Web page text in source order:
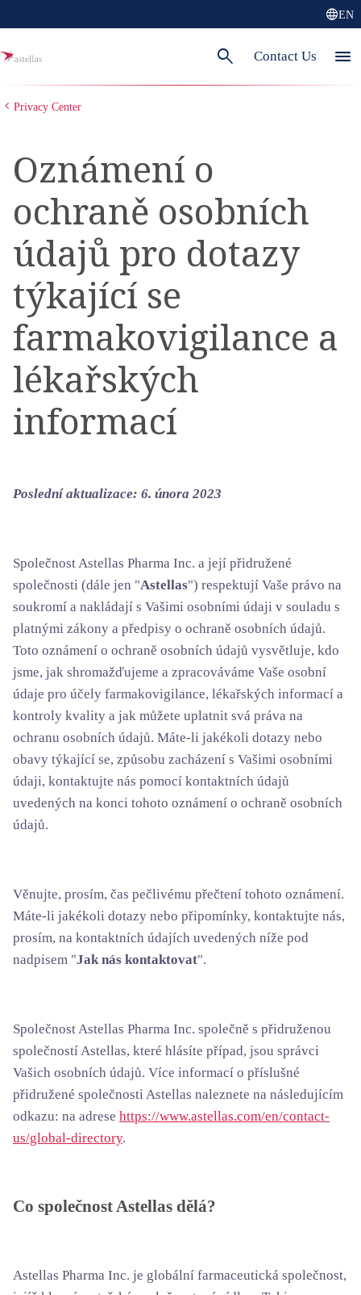
languageEN
search Contact Us menu
Privacy Center
Oznámení o
ochraně osobních
údajů pro dotazy
týkající se
farmakovigilance a
lékařských
informací
Poslední aktualizace: 6. února 2023
Společnost Astellas Pharma Inc. a její přidružené
společnosti (dále jen "Astellas") respektují Vaše právo na
soukromí a nakládají s Vašimi osobními údaji v souladu s
platnými zákony a předpisy o ochraně osobních údajů.
Toto oznámení o ochraně osobních údajů vysvětluje, kdo
jsme, jak shromažďujeme a zpracováváme Vaše osobní
údaje pro účely farmakovigilance, lékařských informací a
kontroly kvality a jak můžete uplatnit svá práva na
ochranu osobních údajů. Máte-li jakékoli dotazy nebo
obavy týkající se, způsobu zacházení s Vašimi osobními
údaji, kontaktujte nás pomocí kontaktních údajů
uvedených na konci tohoto oznámení o ochraně osobních
údajů.
Věnujte, prosím, čas pečlivému přečtení tohoto oznámení.
Máte-li jakékoli dotazy nebo připomínky, kontaktujte nás,
prosím, na kontaktních údajích uvedených níže pod
nadpisem "Jak nás kontaktovat".
Společnost Astellas Pharma Inc. společně s přidruženou
společností Astellas, které hlásíte případ, jsou správci
Vašich osobních údajů. Více informací o příslušné
přidružené společnosti Astellas naleznete na následujícím
odkazu: na adrese https://www.astellas.com/en/contact-
us/global-directory.
Co společnost Astellas dělá?
Astellas Pharma Inc. je globální farmaceutická společnost,